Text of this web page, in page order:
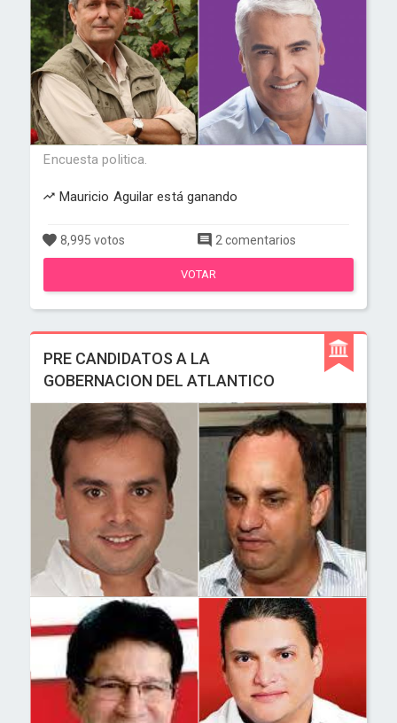
Encuesta politica.
Mauricio Aguilar está ganando
8,995 votos 2 comentarios
VOTAR
PRE CANDIDATOS A LA
GOBERNACION DEL ATLANTICO